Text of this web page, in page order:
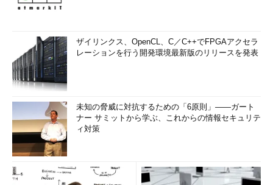
ザイリンクス、OpenCL、C／C++でFPGAアクセラ
レーションを行う開発環境最新版のリリースを発表
未知の脅威に対抗するための「6原則」――ガート
ナー サミットから学ぶ、これからの情報セキュリテ
ィ対策